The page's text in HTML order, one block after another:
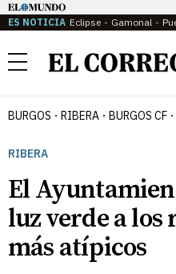
ES NOTICIA Eclipse Gamonal
Menú
BURGOS RIBERA BURGOS CF
RIBERA
El
luz verde a los
más atípicos